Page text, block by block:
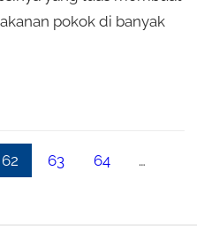
pokok di banyak
62 63 64
…